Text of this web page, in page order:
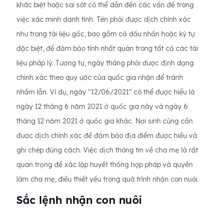
khác biệt hoặc sai sót có thể dẫn đến các vấn đề trong
việc xác minh danh tính. Tên phải được dịch chính xác
như trong tài liệu gốc, bao gồm cả dấu nhấn hoặc ký tự
đặc biệt, để đảm bảo tính nhất quán trong tất cả các tài
liệu pháp lý. Tương tự, ngày tháng phải được định dạng
chính xác theo quy ước của quốc gia nhận để tránh
nhầm lẫn. Ví dụ, ngày "12/06/2021" có thể được hiểu là
ngày 12 tháng 6 năm 2021 ở quốc gia này và ngày 6
tháng 12 năm 2021 ở quốc gia khác. Nơi sinh cũng cần
được dịch chính xác để đảm bảo địa điểm được hiểu và
ghi chép đúng cách. Việc dịch thông tin về cha mẹ là rất
quan trọng để xác lập huyết thống hợp pháp và quyền
làm cha mẹ, điều thiết yếu trong quá trình nhận con nuôi.
Sắc lệnh nhận con nuôi